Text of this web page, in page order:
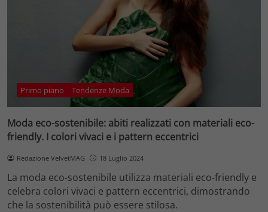
Primo piano Tendenze Moda
Moda eco-sostenibile: abiti realizzati con materiali eco-
friendly. I colori vivaci e i pattern eccentrici
Redazione VelvetMAG 18 Luglio 2024
La moda eco-sostenibile utilizza materiali eco-friendly e
celebra colori vivaci e pattern eccentrici, dimostrando
che la sostenibilità può essere stilosa.